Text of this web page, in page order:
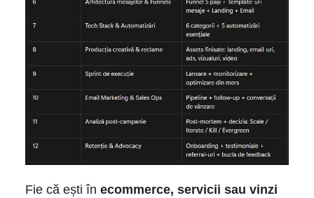
Fie că ești în ecommerce, servicii sau vinzi